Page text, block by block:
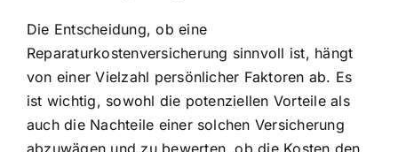
Die Entscheidung, ob eine
Reparaturkostenversicherung sinnvoll ist, hängt
von einer Vielzahl persönlicher Faktoren ab. Es
ist wichtig, sowohl die potenziellen Vorteile als
auch die Nachteile einer solchen Versicherung
abzuwägen und zu bewerten, ob die Kosten den